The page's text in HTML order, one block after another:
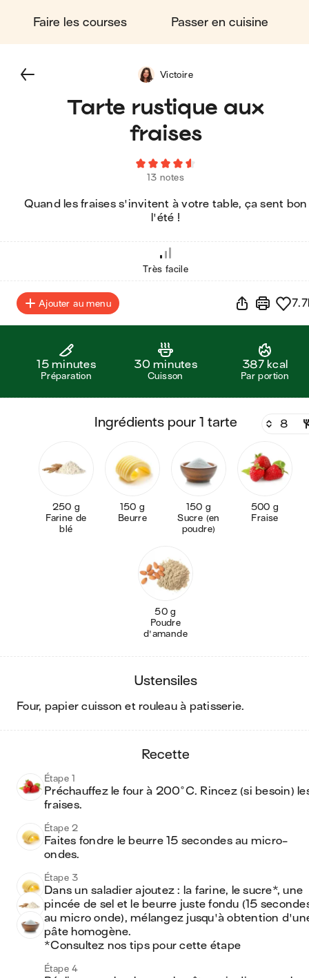
Faire les courses Passer en cuisine
Tarte rustique aux
fraises
13 notes
Quand les fraises s'invitent à votre table, ça sent bon
l'été !
Victoire
Très facile
Ajouter au menu
15 minutes
Préparation
30 minutes
Cuisson
387 kcal
Par portion
ingrédients pour 1 tarte
250 g
Farine de
blé
150 g
Beurre
150 g
Sucre (en
poudre)
500 g
Fraise
50 g
Poudre
d'amande
ustensiles
four, papier cuisson et rouleau à patisserie.
recette
Étape 1
Préchauffez le four à 200°C. Rincez (si besoin)
fraises.
Étape 2
Faites fondre le beurre 15 secondes au micro-
ondes.
Étape 3
Dans un saladier ajoutez : la farine, le sucre*, une
pincée de sel et le beurre juste fondu (15
au micro onde), mélangez jusqu'à obtention
pâte homogène.
*Consultez nos tips pour cette étape
Étape 4